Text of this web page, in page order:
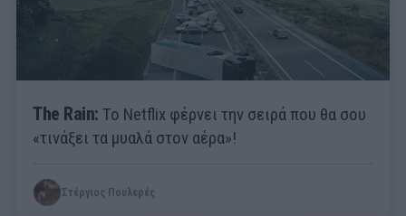
The Rain: Το Netflix φέρνει την σειρά που θα σου
«τινάξει τα μυαλά στον αέρα»!
Στέργιος Πουλερές